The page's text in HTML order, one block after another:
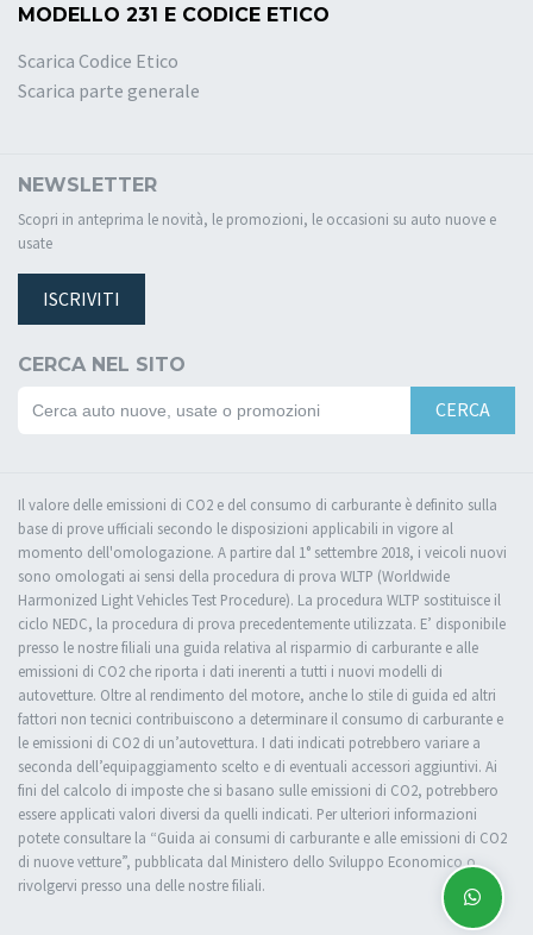
MODELLO 231 E CODICE ETICO
Scarica Codice Etico
Scarica parte generale
NEWSLETTER
Scopri in anteprima le novità, le promozioni, le occasioni su auto nuove e
usate
ISCRIVITI
CERCA NEL SITO
CERCA
Il valore delle emissioni di CO2 e del consumo di carburante è definito sulla
base di prove ufficiali secondo le disposizioni applicabili in vigore al
momento dell'omologazione. A partire dal 1° settembre 2018, i veicoli nuovi
sono omologati ai sensi della procedura di prova WLTP (Worldwide
Harmonized Light Vehicles Test Procedure). La procedura WLTP sostituisce il
ciclo NEDC, la procedura di prova precedentemente utilizzata. E’ disponibile
presso le nostre filiali una guida relativa al risparmio di carburante e alle
emissioni di CO2 che riporta i dati inerenti a tutti i nuovi modelli di
autovetture. Oltre al rendimento del motore, anche lo stile di guida ed altri
fattori non tecnici contribuiscono a determinare il consumo di carburante e
le emissioni di CO2 di un’autovettura. I dati indicati potrebbero variare a
seconda dell’equipaggiamento scelto e di eventuali accessori aggiuntivi. Ai
fini del calcolo di imposte che si basano sulle emissioni di CO2, potrebbero
essere applicati valori diversi da quelli indicati. Per ulteriori informazioni
potete consultare la “Guida ai consumi di carburante e alle emissioni di CO2
di nuove vetture”, pubblicata dal Ministero dello Sviluppo Economico o
rivolgervi presso una delle nostre filiali.